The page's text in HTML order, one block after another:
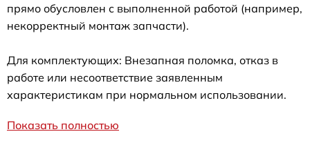
прямо обусловлен с выполненной работой (например,
некорректный монтаж запчасти).
Для комплектующих: Внезапная поломка, отказ в
работе или несоответствие заявленным
характеристикам при нормальном использовании.
Показать полностью